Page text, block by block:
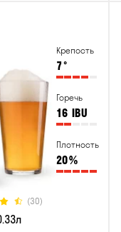
Крепость
7°
Горечь
16 IBU
Плотность
20%
(30)